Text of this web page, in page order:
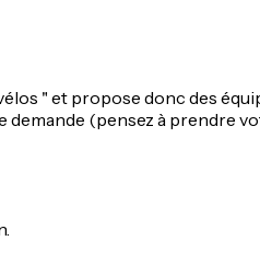
" et propose donc des
demande (pensez à prendre